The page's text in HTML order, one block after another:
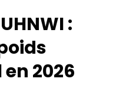
:
2026